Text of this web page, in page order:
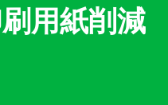
用紙削減